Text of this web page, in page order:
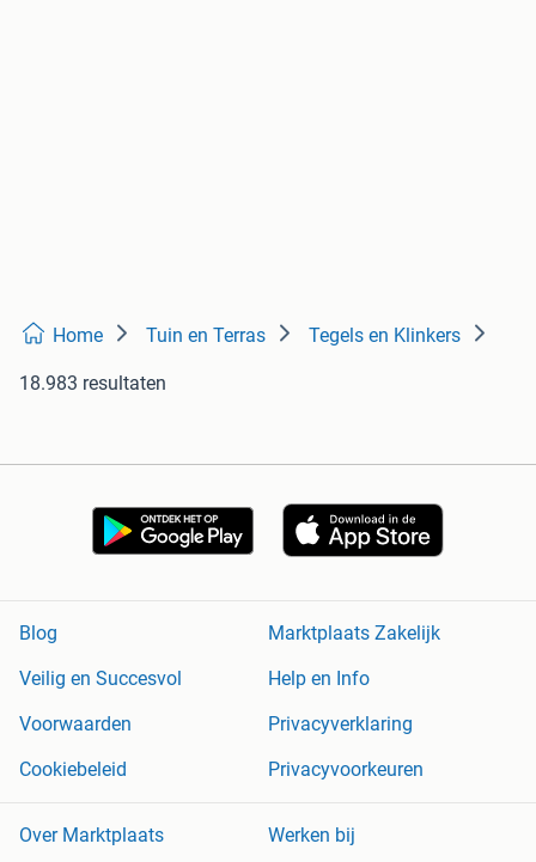
Home Tuin en Terras Tegels en Klinkers
18.983 resultaten
Blog
Marktplaats Zakelijk
Veilig en Succesvol
Help en Info
Voorwaarden
Privacyverklaring
Cookiebeleid
Privacyvoorkeuren
Over Marktplaats Werken bij